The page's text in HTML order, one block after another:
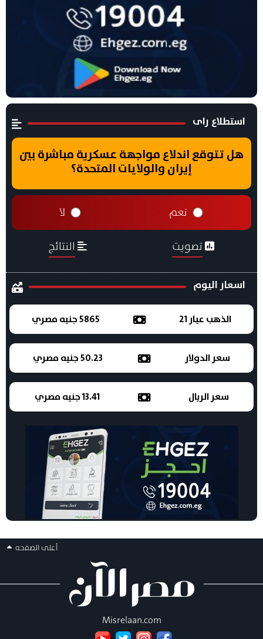
استطلاع راى
هل تتوقع اندلاع مواجهة عسكرية مباشرة بين
إيران والولايات المتحدة؟
نعم لا
تصويت النتائج
اسعار اليوم
الذهب عيار 21 5865 جنيه مصري
سعر الدولار 50.23 جنيه مصري
سعر الريال 13.41 جنيه مصري
أعلى الصفحه
Misrelaan.com